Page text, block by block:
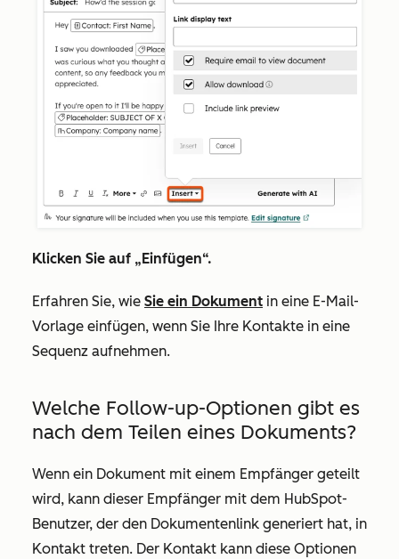
Klicken Sie auf „Einfügen“.
Erfahren Sie, wie Sie ein Dokument in eine E-Mail-
Vorlage einfügen, wenn Sie Ihre Kontakte in eine
Sequenz aufnehmen.
Welche Follow-up-Optionen gibt es
nach dem Teilen eines Dokuments?
Wenn ein Dokument mit einem Empfänger geteilt
wird, kann dieser Empfänger mit dem HubSpot-
Benutzer, der den Dokumentenlink generiert hat, in
Kontakt treten. Der Kontakt kann diese Optionen